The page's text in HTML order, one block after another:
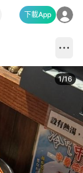
下載App
1/16